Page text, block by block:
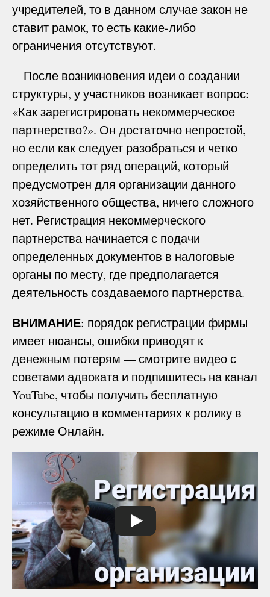
учредителей, то в данном случае закон не
ставит рамок, то есть какие-либо
ограничения отсутствуют.
После возникновения идеи о создании
структуры, у участников возникает вопрос:
«Как зарегистрировать некоммерческое
партнерство?». Он достаточно непростой,
но если как следует разобраться и четко
определить тот ряд операций, который
предусмотрен для организации данного
хозяйственного общества, ничего сложного
нет. Регистрация некоммерческого
партнерства начинается с подачи
определенных документов в налоговые
органы по месту, где предполагается
деятельность создаваемого партнерства.
ВНИМАНИЕ: порядок регистрации фирмы
имеет нюансы, ошибки приводят к
денежным потерям — смотрите видео с
советами адвоката и подпишитесь на канал
YouTube, чтобы получить бесплатную
консультацию в комментариях к ролику в
режиме Онлайн.